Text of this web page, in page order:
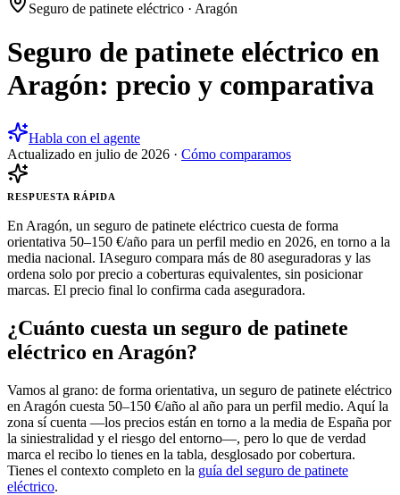
Seguro de patinete eléctrico · Aragón
Seguro de patinete eléctrico en
Aragón: precio y comparativa
Habla con el agente
Actualizado en julio de 2026 · Cómo comparamos
RESPUESTA RÁPIDA
En Aragón, un seguro de patinete eléctrico cuesta de forma
orientativa 50–150 €/año para un perfil medio en 2026, en torno a la
media nacional. IAseguro compara más de 80 aseguradoras y las
ordena solo por precio a coberturas equivalentes, sin posicionar
marcas. El precio final lo confirma cada aseguradora.
¿Cuánto cuesta un seguro de patinete
eléctrico en Aragón?
Vamos al grano: de forma orientativa, un seguro de patinete eléctrico
en Aragón cuesta 50–150 €/año al año para un perfil medio. Aquí la
zona sí cuenta —los precios están en torno a la media de España por
la siniestralidad y el riesgo del entorno—, pero lo que de verdad
marca el recibo lo tienes en la tabla, desglosado por cobertura.
Tienes el contexto completo en la guía del seguro de patinete
eléctrico.